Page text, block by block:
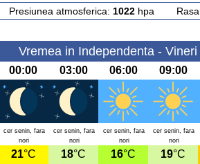
atmosferica: 1022hpa
Vremea in Independenta -
00:00 03:00 06:00 09:00
cer senin, fara
nori
cer senin, fara
nori
cer senin, fara
nori
cer senin, fara
nori
21°C 18°C 16°C 19°C